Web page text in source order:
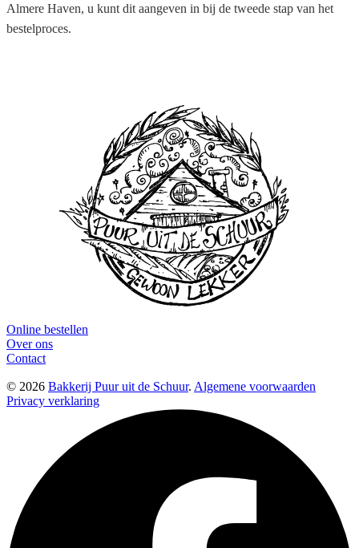
Almere Haven, u kunt dit aangeven in bij de tweede stap van het
bestelproces.
Online bestellen
Over ons
Contact
© 2026 Bakkerij Puur uit de Schuur. Algemene voorwaarden
Privacy verklaring